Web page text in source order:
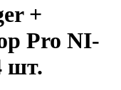
+
Pro NI-
шт.